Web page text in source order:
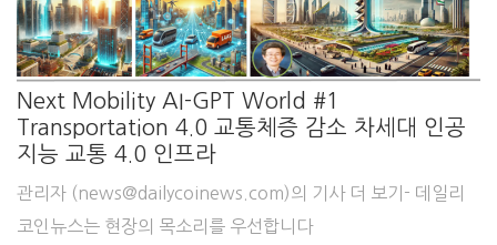
Next Mobility AI-GPT World #1
Transportation 4.0 교통체증 감소 차세대 인공
지능 교통 4.0 인프라
관리자 (news@dailycoinews.com)의 기사 더 보기- 데일리
코인뉴스는 현장의 목소리를 우선합니다